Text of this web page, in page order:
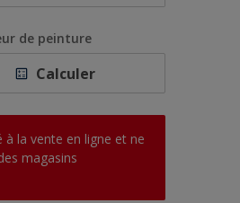
de peinture
Calculer
à la vente en ligne et ne
magasins